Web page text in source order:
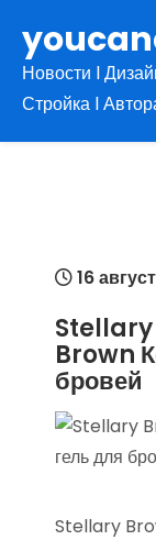
содержимому
Новости l
Стройка l
16
Stellary
Brown
бровей
Stellary